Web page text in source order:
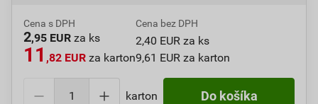
Cena s DPH
2,95 EUR za ks
11 ,82 EUR za karton
Cena bez DPH
2,40 EUR za ks
9,61 EUR za karton
karton Do košíka